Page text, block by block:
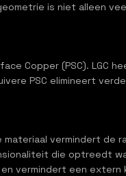
is niet alleen
Copper (PSC). LGC
PSC elimineert
vermindert de
die optreedt
vermindert een